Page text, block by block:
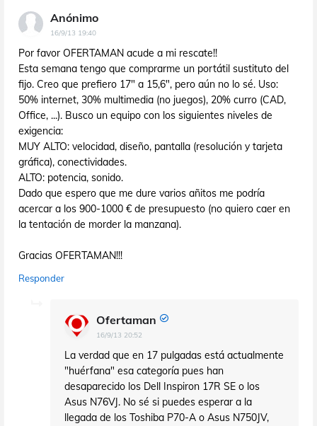
Anónimo
16/9/13 19:40
Por favor OFERTAMAN acude a mi rescate!!
Esta semana tengo que comprarme un portátil sustituto del
fijo. Creo que prefiero 17" a 15,6", pero aún no lo sé. Uso:
50% internet, 30% multimedia (no juegos), 20% curro (CAD,
Office, ...). Busco un equipo con los siguientes niveles de
exigencia:
MUY ALTO: velocidad, diseño, pantalla (resolución y tarjeta
gráfica), conectividades.
ALTO: potencia, sonido.
Dado que espero que me dure varios añitos me podría
acercar a los 900-1000 € de presupuesto (no quiero caer en
la tentación de morder la manzana).
Gracias OFERTAMAN!!!
Responder
Ofertaman
16/9/13 20:52
La verdad que en 17 pulgadas está actualmente
"huérfana" esa categoría pues han
desaparecido los Dell Inspiron 17R SE o los
Asus N76VJ. No sé si puedes esperar a la
llegada de los Toshiba P70-A o Asus N750JV,